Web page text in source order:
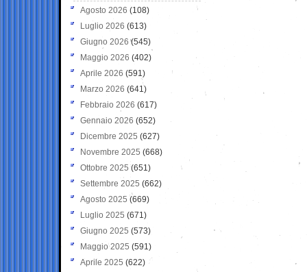
Agosto 2026 (108)
Luglio 2026 (613)
Giugno 2026 (545)
Maggio 2026 (402)
Aprile 2026 (591)
Marzo 2026 (641)
Febbraio 2026 (617)
Gennaio 2026 (652)
Dicembre 2025 (627)
Novembre 2025 (668)
Ottobre 2025 (651)
Settembre 2025 (662)
Agosto 2025 (669)
Luglio 2025 (671)
Giugno 2025 (573)
Maggio 2025 (591)
Aprile 2025 (622)